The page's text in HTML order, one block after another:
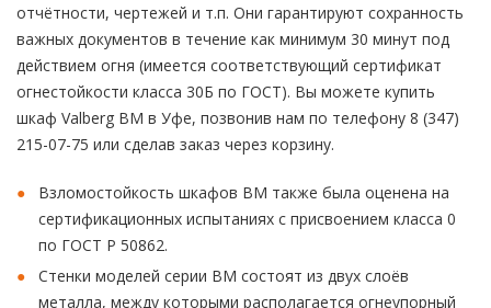
отчётности, чертежей и т.п. Они гарантируют сохранность
важных документов в течение как минимум 30 минут под
действием огня (имеется соответствующий сертификат
огнестойкости класса 30Б по ГОСТ). Вы можете купить
шкаф Valberg BM в Уфе, позвонив нам по телефону 8 (347)
215-07-75 или сделав заказ через корзину.
Взломостойкость шкафов BM также была оценена на
сертификационных испытаниях с присвоением класса 0
по ГОСТ Р 50862.
Стенки моделей серии BM состоят из двух слоёв
металла, между которыми располагается огнеупорный